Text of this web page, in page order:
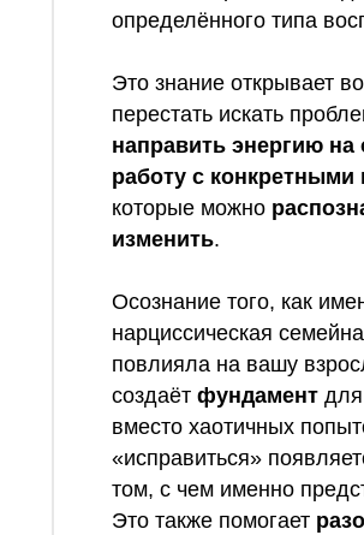
определённого типа
Это знание открывает
перестать искать
направить энергию на
работу с конкретными
которые можно
изменить.
Осознание того, как
нарциссическая
повлияла на вашу
создаёт фундамент
вместо хаотичных
«исправиться»
том, с чем именно
Это также помогает